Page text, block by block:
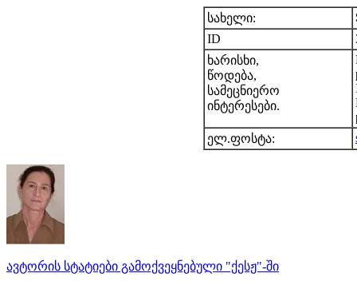
სახელი:
ID
ხარისხი,
წოდება,
სამეცნიერო
ინტერესები.
ელ.ფოსტა:
ავტორის სტატიები გამოქვეყნებული "ქესჟ"-ში